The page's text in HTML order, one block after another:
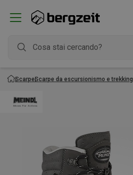
ScarpeScarpe da escursionismo e trekking